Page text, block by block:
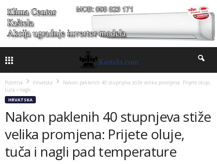
Početna Hrvatska
Nakon paklenih 40 stupnjeva stiže velika promjena: Prijete oluje,
tuča i nagli...
HRVATSKA
Nakon paklenih 40 stupnjeva stiže
velika promjena: Prijete oluje,
tuča i nagli pad temperature